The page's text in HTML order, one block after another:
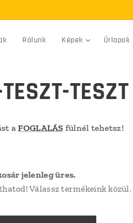
Rólunk Képek Űrlapok
TESZT
aFOGLALÁS fülnél tehetsz!
jelenleg üres.
Válassz termékeink közül.